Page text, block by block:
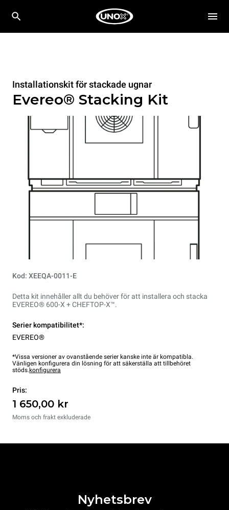
Installationskit för stackade ugnar
Evereo® Stacking Kit
Kod: XEEQA-0011-E
Detta kit innehåller allt du behöver för att installera och stacka
EVEREO® 600-X + CHEFTOP-X™.
Serier kompatibilitet*:
EVEREO®
*Vissa versioner av ovanstående serier kanske inte är kompatibla.
Vänligen konfigurera din lösning för att säkerställa att tillbehöret
stöds.konfigurera
Pris:
1 650,00 kr
Moms och frakt exkluderade
Nyhetsbrev